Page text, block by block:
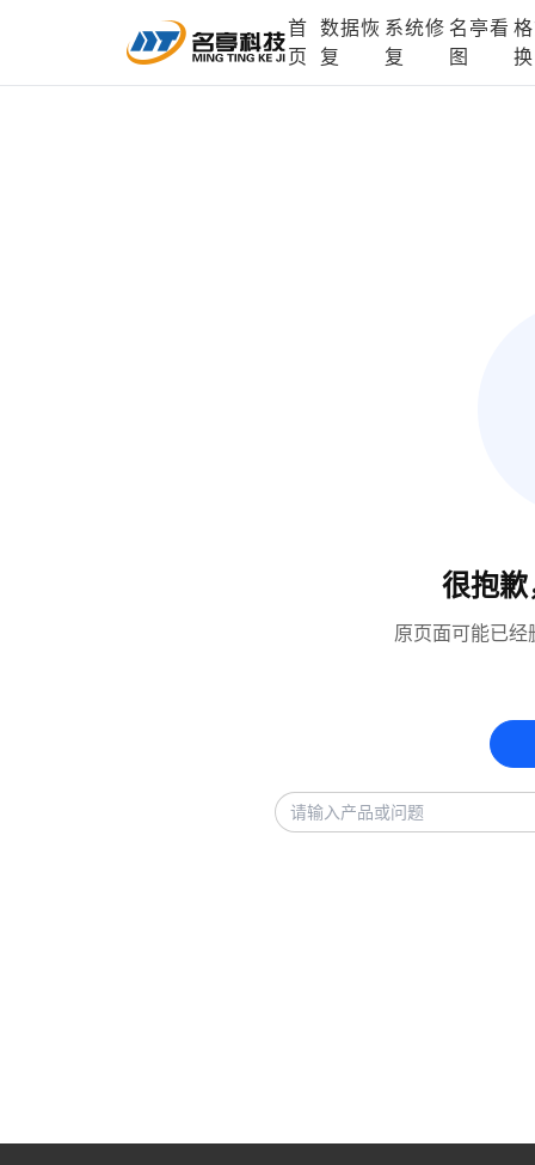
首
页
数据恢
复
系统修
复
名亭看
图
换
DLL修复中心 电脑数据恢复 格式化数据
很抱
原页面可能已经